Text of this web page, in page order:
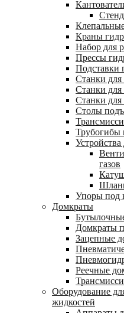
Краны
Набор для
Прессы
Подставки
Станки для
Станки для
Станки для
Столы
Трубогибы
газов
Упоры под
Домкраты
Домкраты
Зацепные
Реечные
Оборудование
жидкостей